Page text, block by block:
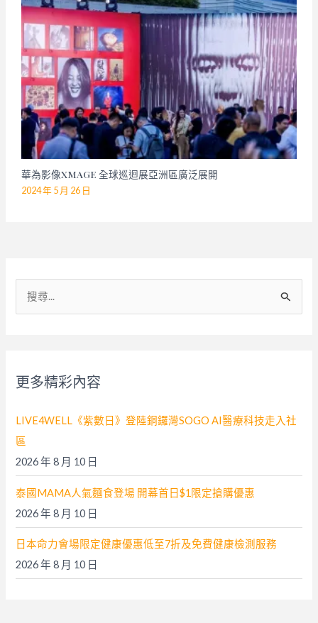
華為影像XMAGE 全球巡迴展亞洲區廣泛展開
2024 年 5 月 26 日
:
更多精彩內容
LIVE4WELL《紫數日》登陸銅鑼灣SOGO AI醫療科技走入社
區
2026 年 8 月 10 日
泰國MAMA人氣麵食登場 開幕首日$1限定搶購優惠
2026 年 8 月 10 日
日本命力會場限定健康優惠低至7折及免費健康檢測服務
2026 年 8 月 10 日